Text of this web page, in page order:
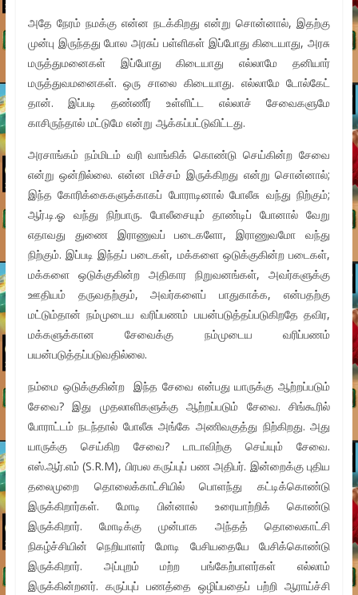
அதே நேரம் நமக்கு என்ன நடக்கிறது என்று சொன்னால், இதற்கு
முன்பு இருந்தது போல அரசுப் பள்ளிகள் இப்போது கிடையாது, அரசு
மருத்துமனைகள் இப்போது கிடையாது எல்லாமே தனியார்
மருத்துவமனைகள். ஒரு சாலை கிடையாது. எல்லாமே டோல்கேட்
தான். இப்படி தண்ணீர் உள்ளிட்ட எல்லாச் சேவைகளுமே
காசிருந்தால் மட்டுமே என்று ஆக்கப்பட்டுவிட்டது.
அரசாங்கம் நம்மிடம் வரி வாங்கிக் கொண்டு செய்கின்ற சேவை
என்று ஒன்றில்லை. என்ன மிச்சம் இருக்கிறது என்று சொன்னால்;
இந்த கோரிக்கைகளுக்காகப் போராடினால் போலீசு வந்து நிற்கும்;
ஆர்.டி.ஓ வந்து நிற்பாரு. போலீசையும் தாண்டிப் போனால் வேறு
எதாவது துணை இராணுவப் படைகளோ, இராணுவமோ வந்து
நிற்கும். இப்படி இந்தப் படைகள், மக்களை ஒடுக்குகின்ற படைகள்,
மக்களை ஒடுக்குகின்ற அதிகார நிறுவனங்கள், அவர்களுக்கு
ஊதியம் தருவதற்கும், அவர்களைப் பாதுகாக்க, என்பதற்கு
மட்டும்தான் நம்முடைய வரிப்பணம் பயன்படுத்தப்படுகிறதே தவிர,
மக்களுக்கான சேவைக்கு நம்முடைய வரிப்பணம்
பயன்படுத்தப்படுவதில்லை.
நம்மை ஒடுக்குகின்ற இந்த சேவை என்பது யாருக்கு ஆற்றப்படும்
சேவை? இது முதலாளிகளுக்கு ஆற்றப்படும் சேவை. சிங்கூரில்
போராட்டம் நடந்தால் போலீசு அங்கே அணிவகுத்து நிற்கிறது. அது
யாருக்கு செய்கிற சேவை? டாடாவிற்கு செய்யும் சேவை.
எஸ்.ஆர்.எம் (S.R.M), பிரபல கருப்புப் பண அதிபர். இன்றைக்கு புதிய
தலைமுறை தொலைக்காட்சியில் பொளந்து கட்டிக்கொண்டு
இருக்கிறார்கள். மோடி பின்னால் உரையாற்றிக் கொண்டு
இருக்கிறார். மோடிக்கு முன்பாக அந்தத் தொலைகாட்சி
நிகழ்ச்சியின் நெறியாளர் மோடி பேசியதையே பேசிக்கொண்டு
இருக்கிறார். அப்புறம் மற்ற பங்கேற்பாளர்கள் எல்லாம்
இருக்கின்றனர். கருப்புப் பணத்தை ஒழிப்பதைப் பற்றி ஆராய்ச்சி